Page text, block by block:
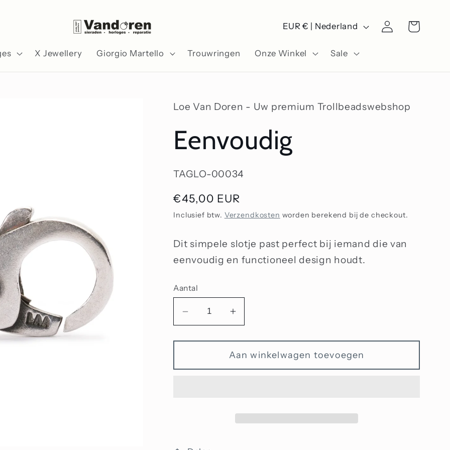
X Jewellery Giorgio Martello Trouwringen Onze Winkel Sale
L
n
/
e
g
EUR € | Nederland InloggenWinkelwagen
Loe Van Doren - Uw premium Trollbeadswebshop
Eenvoudig
SKU:
TAGLO-00034
Normale
prijs
€45,00 EUR
Inclusief btw. Verzendkosten worden berekend bij de checkout.
Dit simpele slotje past perfect bij iemand die van
eenvoudig en functioneel design houdt.
Aantal
Aantal
voor
Eenvoudig
Aantal
voor
Eenvoudig
Aan winkelwagen toevoegen